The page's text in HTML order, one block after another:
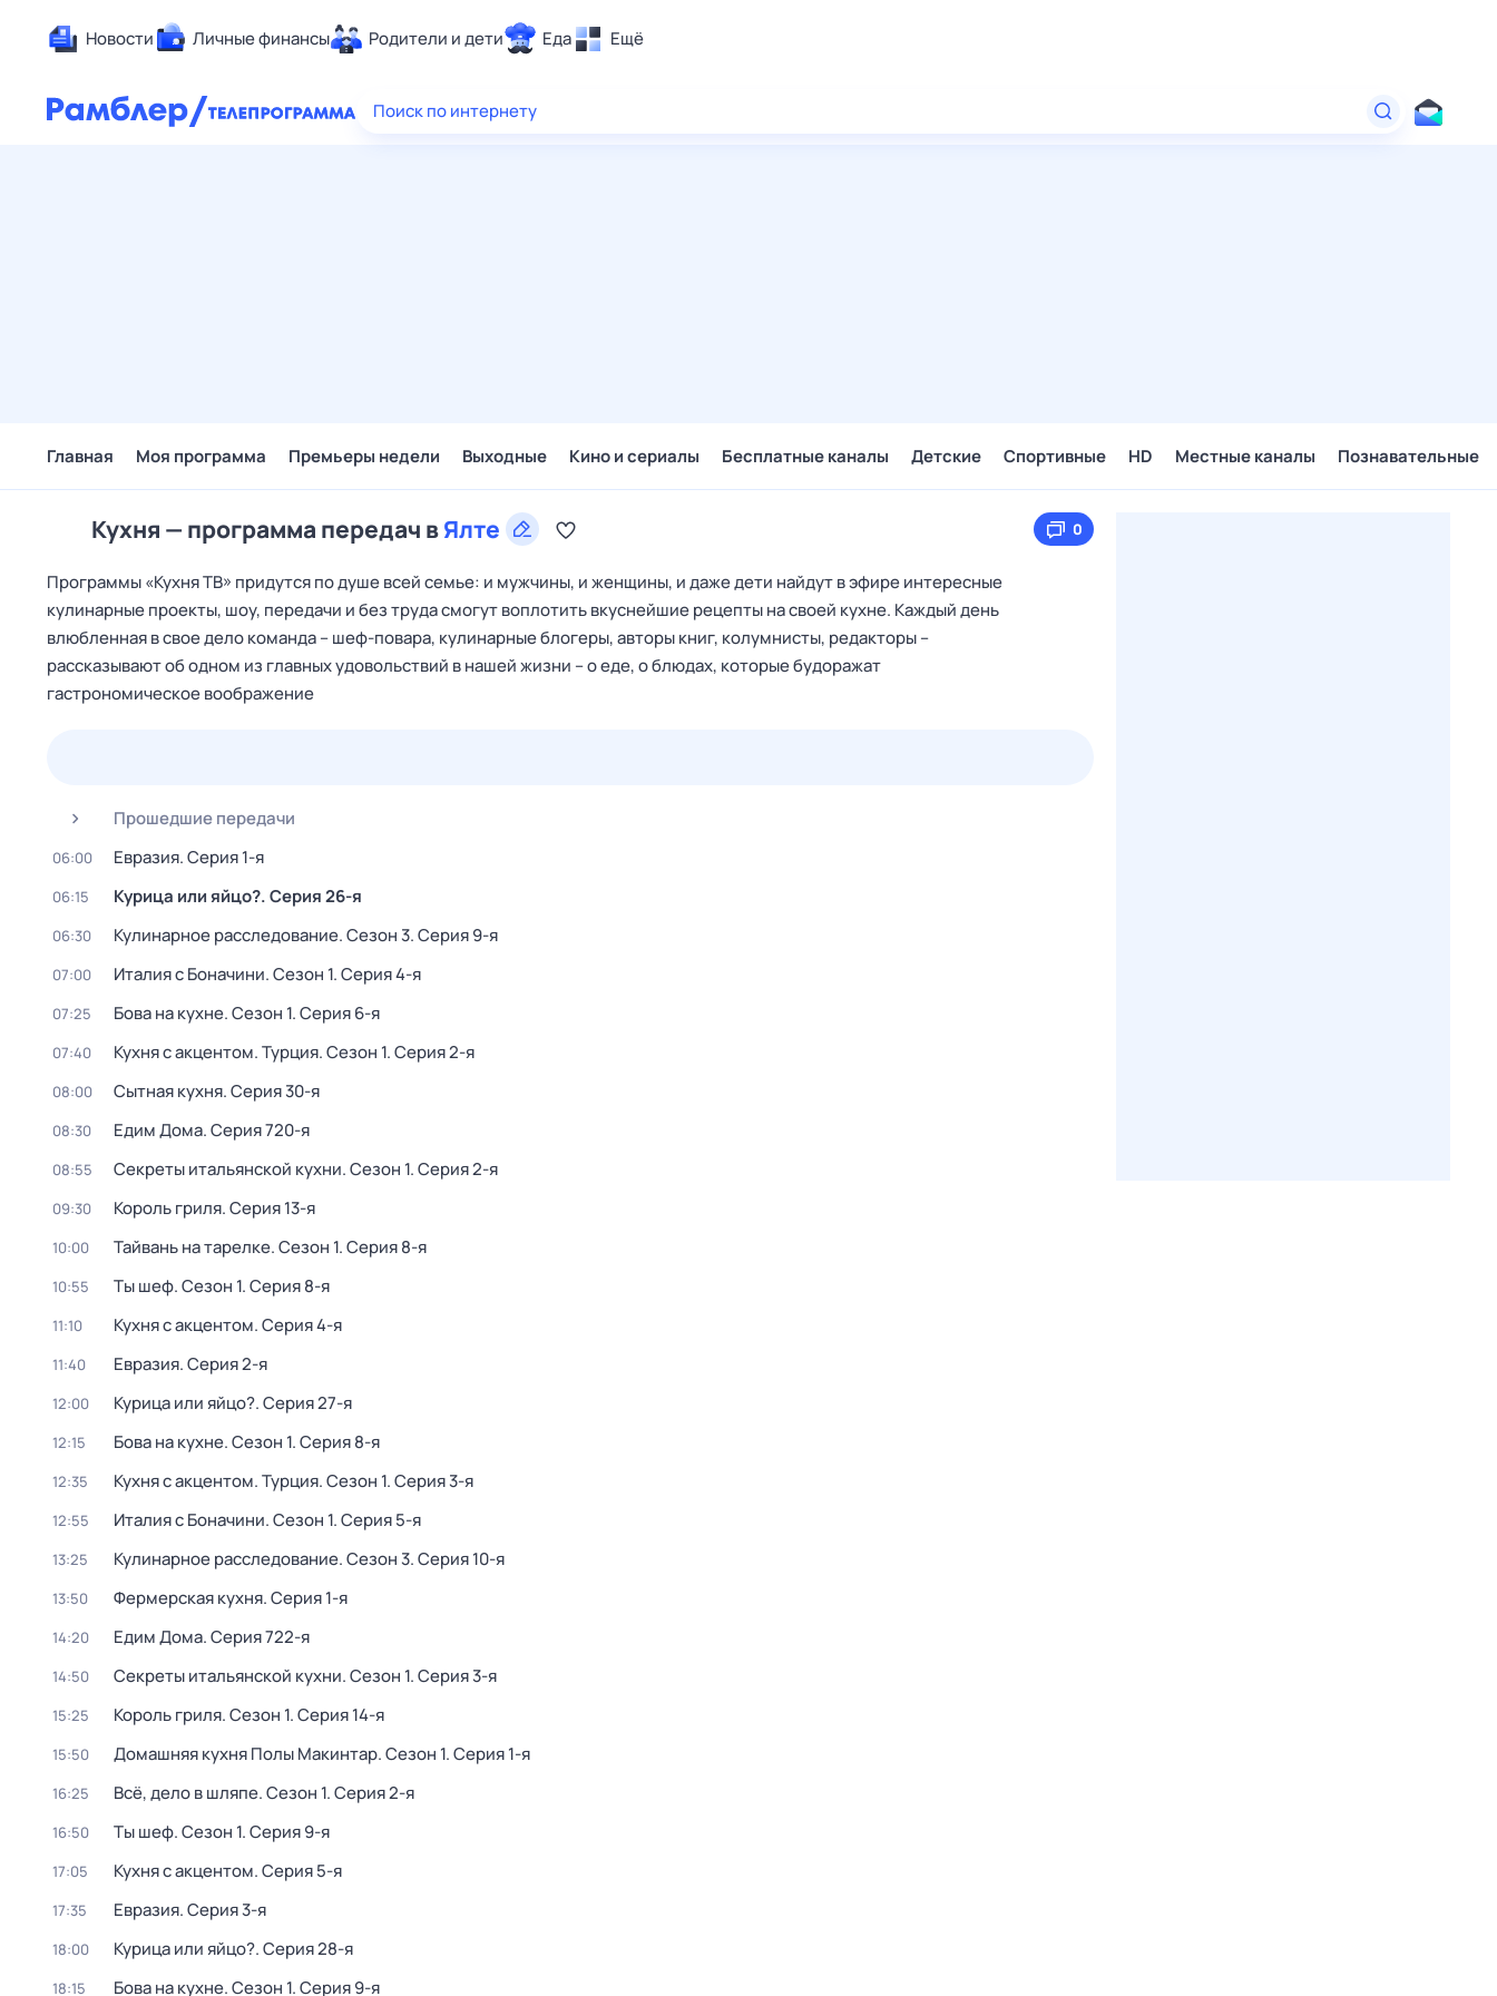
Новости Личные финансы Родители и дети Еда Ещё
Здоровье
Поиск по интернету
Главная Моя программа Премьеры недели Выходные Кино и сериалы Бесплатные каналы Детские Спортивные HD Местные каналы Познавательные
Кухня — программа передач вЯлте 0
Программы «Кухня ТВ» придутся по душе всей семье: и мужчины, и женщины, и даже дети найдут в эфире интересные
кулинарные проекты, шоу, передачи и без труда смогут воплотить вкуснейшие рецепты на своей кухне. Каждый день
влюбленная в свое дело команда – шеф-повара, кулинарные блогеры, авторы книг, колумнисты, редакторы –
рассказывают об одном из главных удовольствий в нашей жизни – о еде, о блюдах, которые будоражат
гастрономическое воображение
Прошедшие передачи
06:00 Евразия. Серия 1-я
06:15 Курица или яйцо?. Серия 26-я
06:30 Кулинарное расследование. Сезон 3. Серия 9-я
07:00 Италия с Боначини. Сезон 1. Серия 4-я
07:25 Бова на кухне. Сезон 1. Серия 6-я
07:40 Кухня с акцентом. Турция. Сезон 1. Серия 2-я
08:00 Сытная кухня. Серия 30-я
08:30 Едим Дома. Серия 720-я
08:55 Секреты итальянской кухни. Сезон 1. Серия 2-я
09:30 Король гриля. Серия 13-я
10:00 Тайвань на тарелке. Сезон 1. Серия 8-я
10:55 Ты шеф. Сезон 1. Серия 8-я
11:10 Кухня с акцентом. Серия 4-я
11:40 Евразия. Серия 2-я
12:00 Курица или яйцо?. Серия 27-я
12:15 Бова на кухне. Сезон 1. Серия 8-я
12:35 Кухня с акцентом. Турция. Сезон 1. Серия 3-я
12:55 Италия с Боначини. Сезон 1. Серия 5-я
13:25 Кулинарное расследование. Сезон 3. Серия 10-я
13:50 Фермерская кухня. Серия 1-я
14:20 Едим Дома. Серия 722-я
14:50 Секреты итальянской кухни. Сезон 1. Серия 3-я
15:25 Король гриля. Сезон 1. Серия 14-я
15:50 Домашняя кухня Полы Макинтар. Сезон 1. Серия 1-я
16:25 Всё, дело в шляпе. Сезон 1. Серия 2-я
16:50 Ты шеф. Сезон 1. Серия 9-я
17:05 Кухня с акцентом. Серия 5-я
17:35 Евразия. Серия 3-я
18:00 Курица или яйцо?. Серия 28-я
18:15 Бова на кухне. Сезон 1. Серия 9-я